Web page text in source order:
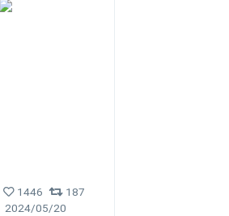
1446
187
2024/05/20